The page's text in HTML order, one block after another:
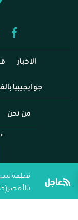
عاجل
قطعة
بالأقصر
الاخبار
جو إيجيبيا
من نحن